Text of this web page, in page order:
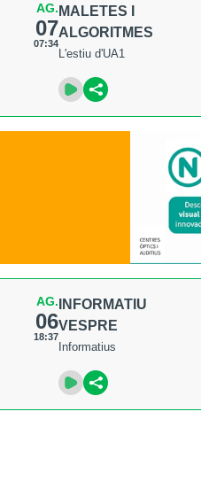
AG.
07
07:34
MALETES I
ALGORITMES
L'estiu d'UA1
AG.
06
18:37
INFORMATIU
VESPRE
Informatius